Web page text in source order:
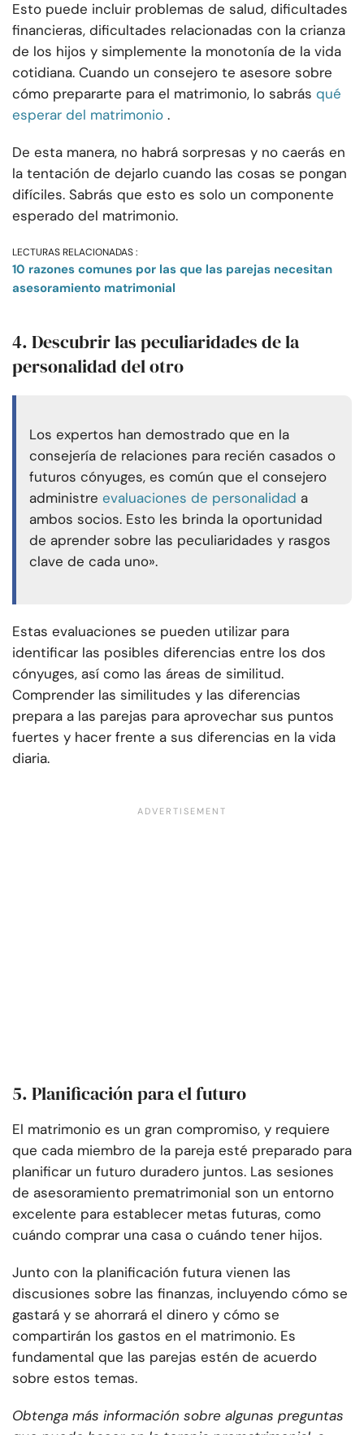
Esto puede incluir problemas de salud, dificultades
financieras, dificultades relacionadas con la crianza
de los hijos y simplemente la monotonía de la vida
cotidiana. Cuando un consejero te asesore sobre
cómo prepararte para el matrimonio, lo sabrás qué
esperar del matrimonio .
De esta manera, no habrá sorpresas y no caerás en
la tentación de dejarlo cuando las cosas se pongan
difíciles. Sabrás que esto es solo un componente
esperado del matrimonio.
LECTURAS RELACIONADAS :
10 razones comunes por las que las parejas necesitan
asesoramiento matrimonial
4. Descubrir las peculiaridades de la
personalidad del otro
Los expertos han demostrado que en la
consejería de relaciones para recién casados o
futuros cónyuges, es común que el consejero
administre evaluaciones de personalidad a
ambos socios. Esto les brinda la oportunidad
de aprender sobre las peculiaridades y rasgos
clave de cada uno».
Estas evaluaciones se pueden utilizar para
identificar las posibles diferencias entre los dos
cónyuges, así como las áreas de similitud.
Comprender las similitudes y las diferencias
prepara a las parejas para aprovechar sus puntos
fuertes y hacer frente a sus diferencias en la vida
diaria.
5. Planificación para el futuro
El matrimonio es un gran compromiso, y requiere
que cada miembro de la pareja esté preparado para
planificar un futuro duradero juntos. Las sesiones
de asesoramiento prematrimonial son un entorno
excelente para establecer metas futuras, como
cuándo comprar una casa o cuándo tener hijos.
Junto con la planificación futura vienen las
discusiones sobre las finanzas, incluyendo cómo se
gastará y se ahorrará el dinero y cómo se
compartirán los gastos en el matrimonio. Es
fundamental que las parejas estén de acuerdo
sobre estos temas.
Obtenga más información sobre algunas preguntas